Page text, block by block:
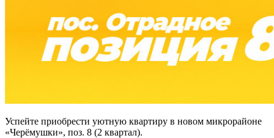
Успейте приобрести уютную квартиру в новом микрорайоне
«Черёмушки», поз. 8 (2 квартал).